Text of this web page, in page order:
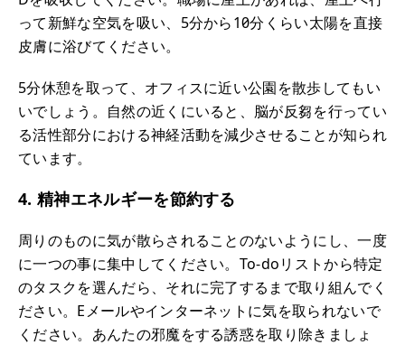
って新鮮な空気を吸い、5分から10分くらい太陽を直接
皮膚に浴びてください。
5分休憩を取って、オフィスに近い公園を散歩してもい
いでしょう。自然の近くにいると、脳が反芻を行ってい
る活性部分における神経活動を減少させることが知られ
ています。
4. 精神エネルギーを節約する
周りのものに気が散らされることのないようにし、一度
に一つの事に集中してください。To-doリストから特定
のタスクを選んだら、それに完了するまで取り組んでく
ださい。Eメールやインターネットに気を取られないで
ください。あんたの邪魔をする誘惑を取り除きましょ